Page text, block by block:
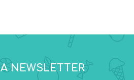
NEWSLETTER